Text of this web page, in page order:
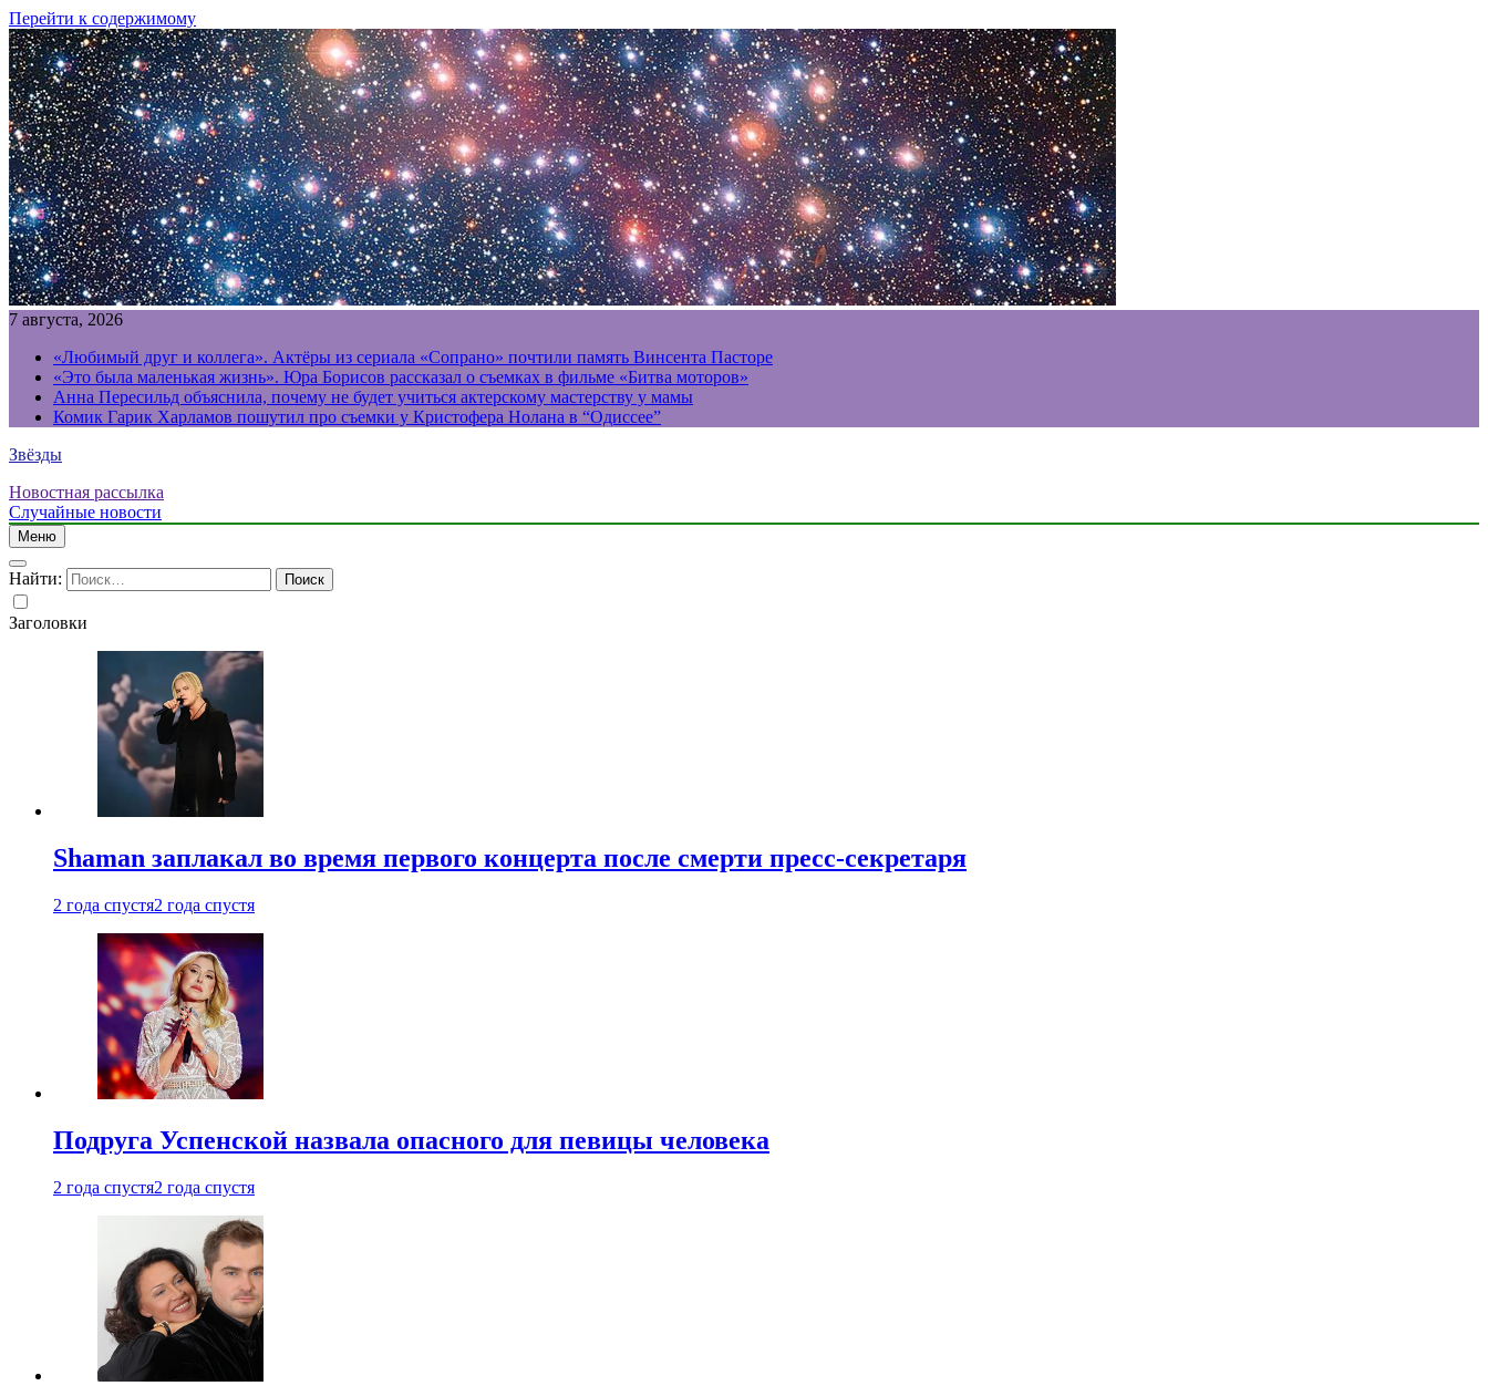
Перейти к содержимому
7 августа, 2026
«Любимый друг и коллега». Актёры из сериала «Сопрано» почтили память Винсента Пасторе
«Это была маленькая жизнь». Юра Борисов рассказал о съемках в фильме «Битва моторов»
Анна Пересильд объяснила, почему не будет учиться актерскому мастерству у мамы
Комик Гарик Харламов пошутил про съемки у Кристофера Нолана в “Одиссее”
Звёзды
Новостная рассылка
Случайные новости
Меню
Найти:
Заголовки
Shaman заплакал во время первого концерта после смерти пресс-секретаря
2 года спустя2 года спустя
Подруга Успенской назвала опасного для певицы человека
2 года спустя2 года спустя